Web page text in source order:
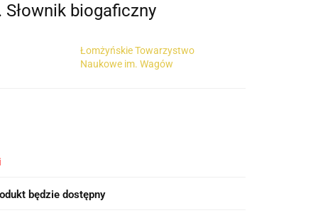
biogaficzny
Łomżyńskie Towarzystwo
Naukowe im. Wagów
będzie dostępny